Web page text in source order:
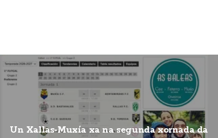
Un Xallas-Muxía xa na segunda xornada da